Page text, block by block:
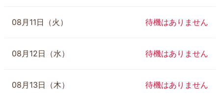
08月11日（火） 待機はありません
08月12日（水） 待機はありません
08月13日（木） 待機はありません